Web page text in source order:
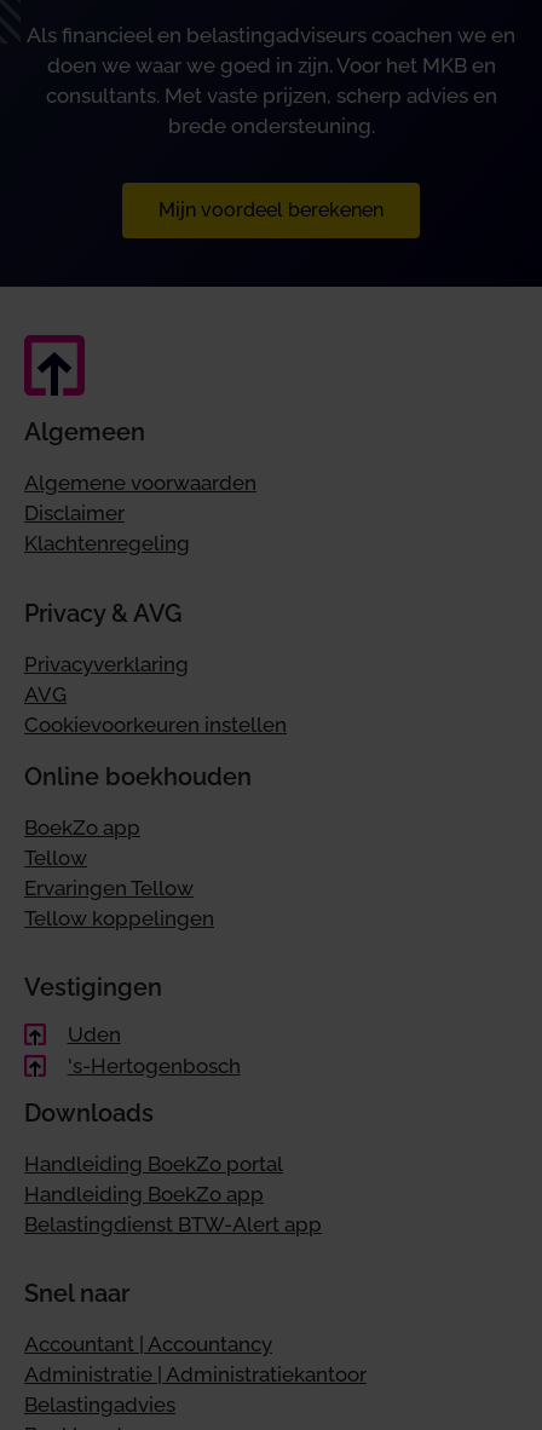
Als financieel en belastingadviseurs coachen we en
doen we waar we goed in zijn. Voor het MKB en
consultants. Met vaste prijzen, scherp advies en
brede ondersteuning.
Mijn voordeel berekenen
Algemeen
Algemene voorwaarden
Disclaimer
Klachtenregeling
Privacy & AVG
Privacyverklaring
AVG
Cookievoorkeuren instellen
Online boekhouden
BoekZo app
Tellow
Ervaringen Tellow
Tellow koppelingen
Vestigingen
Uden
's-Hertogenbosch
Downloads
Handleiding BoekZo portal
Handleiding BoekZo app
Belastingdienst BTW-Alert app
Snel naar
Accountant | Accountancy
Administratie | Administratiekantoor
Belastingadvies